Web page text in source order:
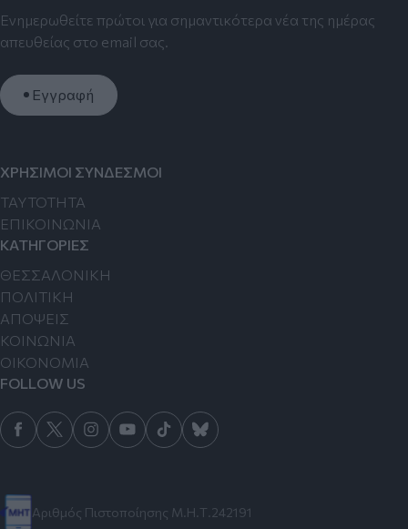
Ενημερωθείτε πρώτοι για σημαντικότερα νέα της ημέρας
απευθείας στο email σας.
Εγγραφή
Αριθμός Πιστοποίησης Μ.Η.Τ.242191
ΧΡΗΣΙΜΟΙ ΣΥΝΔΕΣΜΟΙ
TAYTOTHTA
ΕΠΙΚΟΙΝΩΝΙΑ
ΚΑΤΗΓΟΡΙΕΣ
ΘΕΣΣΑΛΟΝΙΚΗ
ΠΟΛΙΤΙΚΗ
ΑΠΟΨΕΙΣ
ΚΟΙΝΩΝΙΑ
ΟΙΚΟΝΟΜΙΑ
FOLLOW US